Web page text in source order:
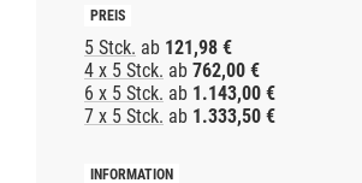
5 Stck. ab 121,98 €
4 x 5 Stck. ab 762,00 €
6 x 5 Stck. ab 1.143,00 €
7 x 5 Stck. ab 1.333,50 €